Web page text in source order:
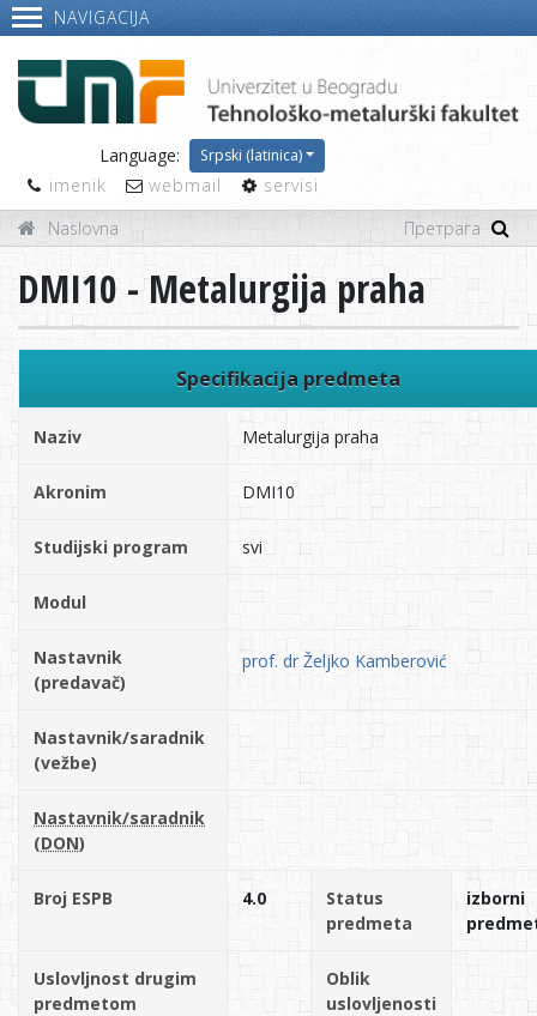
NAVIGACIJA
Language: Srpski (latinica)
imenik webmail
servisi
Naslovna
DMI10 - Metalurgija praha
Specifikacija predmeta
Naziv Metalurgija praha
Akronim DMI10
Studijski program svi
Modul
Nastavnik
(predavač)
prof. dr Željko Kamberović
Nastavnik/saradnik
(vežbe)
Nastavnik/saradnik
(DON)
Broj ESPB 4.0
Status
predmeta
izborni
Uslovljnost drugim
predmetom
Oblik
uslovljenosti